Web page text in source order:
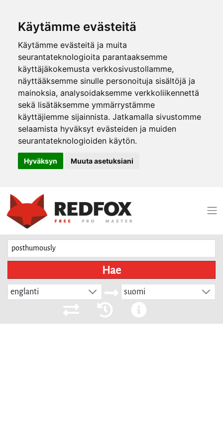
Käytämme evästeitä
Käytämme evästeitä ja muita
seurantateknologioita parantaaksemme
käyttäjäkokemusta verkkosivustollamme,
näyttääksemme sinulle personoituja sisältöjä ja
mainoksia, analysoidaksemme verkkoliikennettä
sekä lisätäksemme ymmärrystämme
käyttäjiemme sijainnista. Jatkamalla sivustomme
selaamista hyväksyt evästeiden ja muiden
seurantateknologioiden käytön.
Hyväksyn Muuta asetuksiani
Hae
englanti suomi